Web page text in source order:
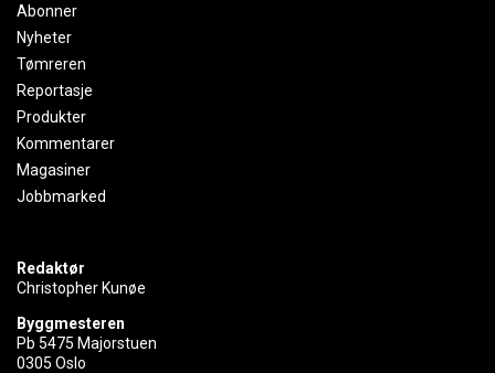
Abonner
Nyheter
Tømreren
Reportasje
Produkter
Kommentarer
Magasiner
Jobbmarked
Redaktør
Christopher Kunøe
Byggmesteren
Pb 5475 Majorstuen
0305 Oslo